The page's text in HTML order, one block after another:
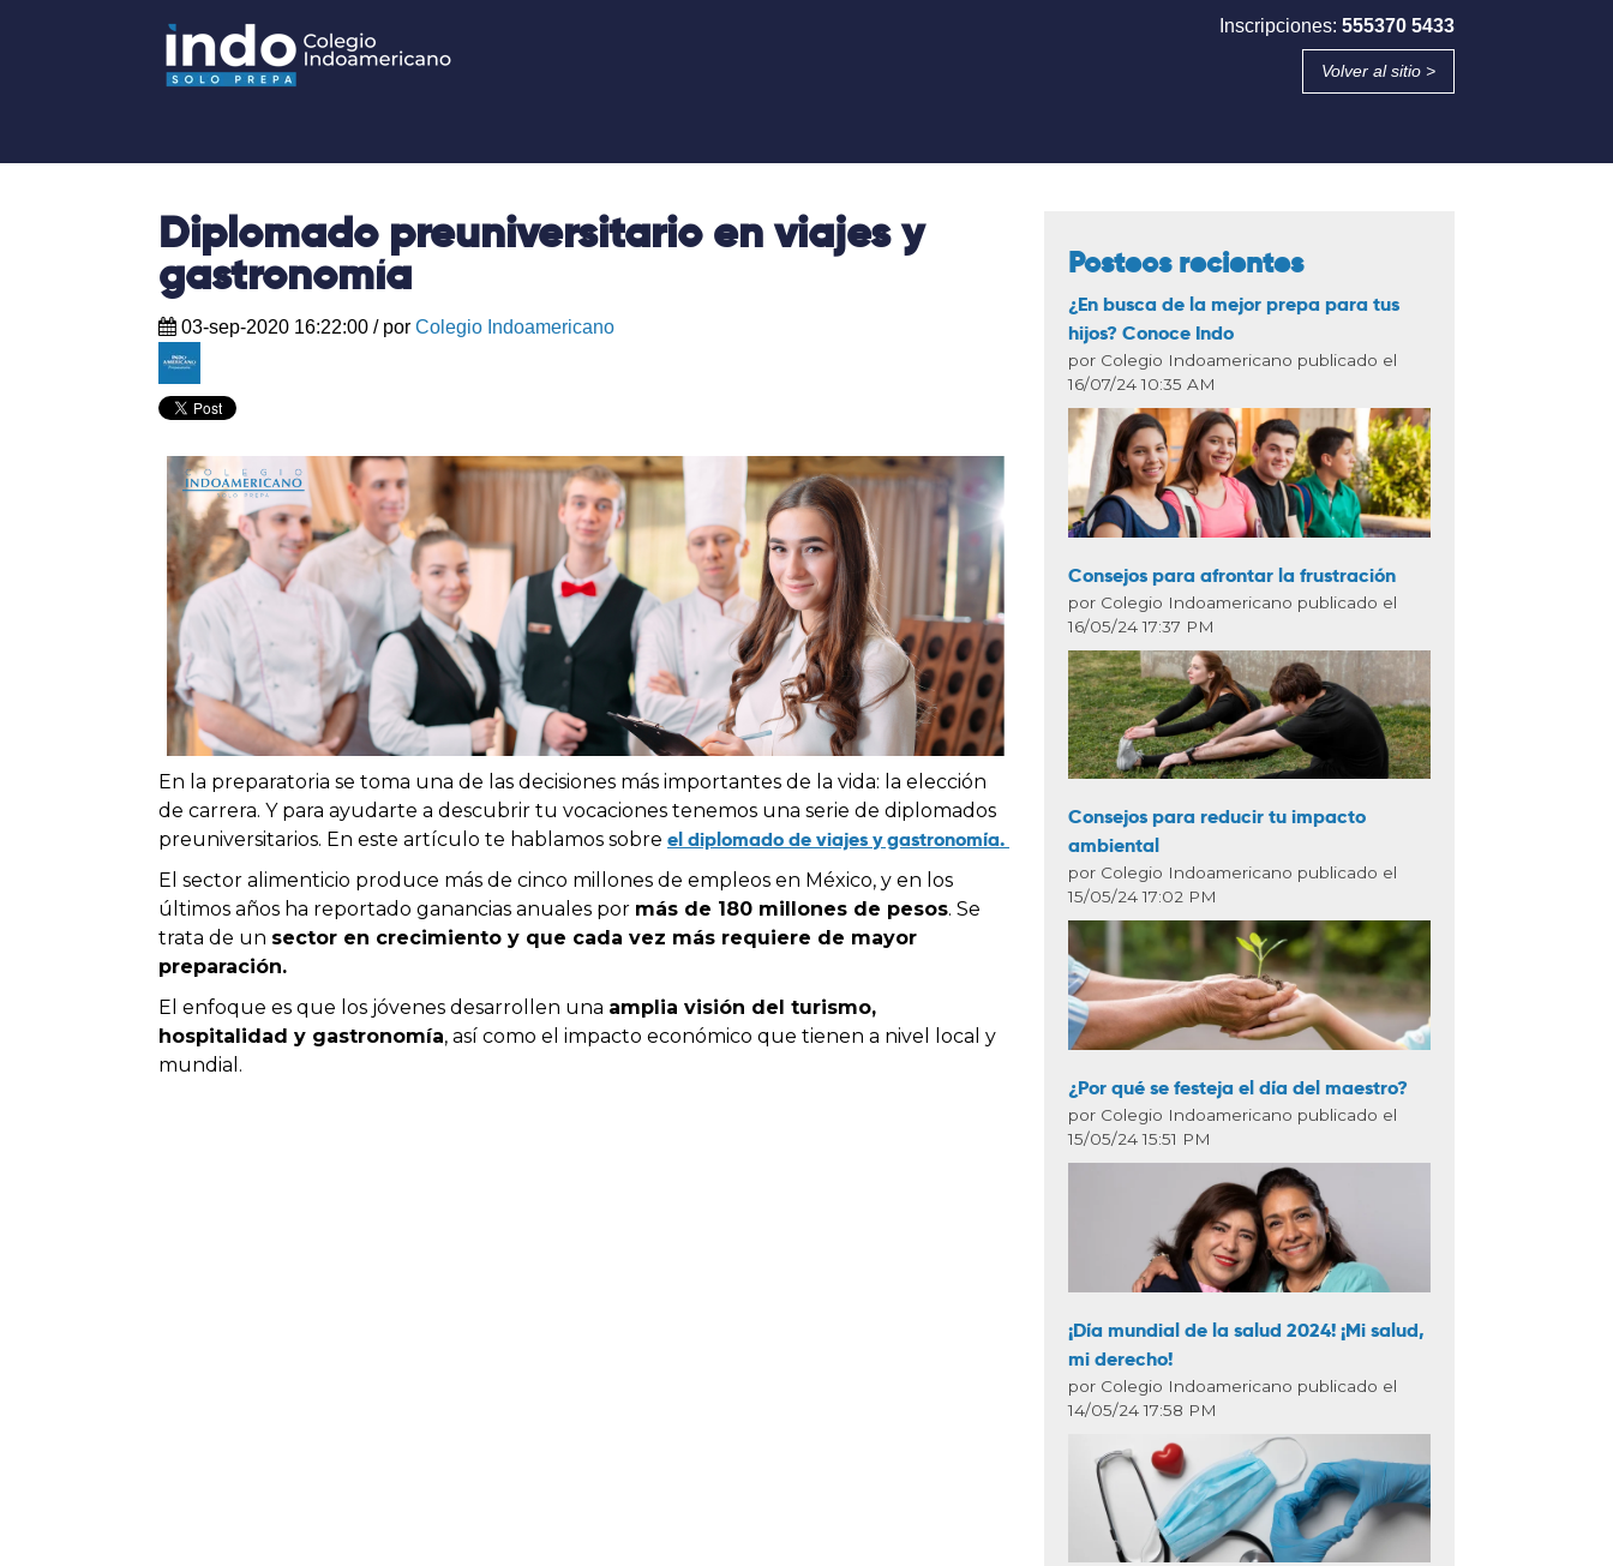
Inscripciones: 555370 5433
Volver al sitio >
Diplomado preuniversitario en viajes y
gastronomía
03-sep-2020 16:22:00 / por Colegio Indoamericano
En la preparatoria se toma una de las decisiones más importantes de la vida: la elección
de carrera. Y para ayudarte a descubrir tu vocaciones tenemos una serie de diplomados
preuniversitarios. En este artículo te hablamos sobre el diplomado de viajes y gastronomía.
El sector alimenticio produce más de cinco millones de empleos en México, y en los
últimos años ha reportado ganancias anuales por más de 180 millones de pesos. Se
trata de un sector en crecimiento y que cada vez más requiere de mayor
preparación.
El enfoque es que los jóvenes desarrollen una amplia visión del turismo,
hospitalidad y gastronomía, así como el impacto económico que tienen a nivel local y
mundial.
Posteos recientes
¿En busca de la mejor prepa para tus
hijos? Conoce Indo
por Colegio Indoamericano publicado el
16/07/24 10:35 AM
Consejos para afrontar la frustración
por Colegio Indoamericano publicado el
16/05/24 17:37 PM
Consejos para reducir tu impacto
ambiental
por Colegio Indoamericano publicado el
15/05/24 17:02 PM
¿Por qué se festeja el día del maestro?
por Colegio Indoamericano publicado el
15/05/24 15:51 PM
¡Día mundial de la salud 2024! ¡Mi salud,
mi derecho!
por Colegio Indoamericano publicado el
14/05/24 17:58 PM